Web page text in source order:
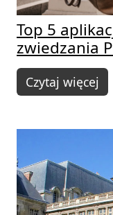
Top 5
zwiedzania
Czytaj więcej